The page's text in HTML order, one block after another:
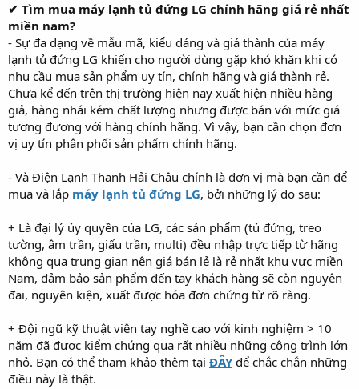
✔ Tìm mua máy lạnh tủ đứng LG chính hãng giá rẻ nhất
miền nam?
- Sự đa dạng về mẫu mã, kiểu dáng và giá thành của máy
lạnh tủ đứng LG khiến cho người dùng gặp khó khăn khi có
nhu cầu mua sản phẩm uy tín, chính hãng và giá thành rẻ.
Chưa kể đến trên thị trường hiện nay xuất hiện nhiều hàng
giả, hàng nhái kém chất lượng nhưng được bán với mức giá
tương đương với hàng chính hãng. Vì vậy, bạn cần chọn đơn
vị uy tín phân phối sản phẩm chính hãng.
- Và Điện Lạnh Thanh Hải Châu chính là đơn vị mà bạn cần để
mua và lắp máy lạnh tủ đứng LG, bởi những lý do sau:
+ Là đại lý ủy quyền của LG, các sản phẩm (tủ đứng, treo
tường, âm trần, giấu trần, multi) đều nhập trực tiếp từ hãng
không qua trung gian nên giá bán lẻ là rẻ nhất khu vực miền
Nam, đảm bảo sản phẩm đến tay khách hàng sẽ còn nguyên
đai, nguyên kiện, xuất được hóa đơn chứng từ rõ ràng.
+ Đội ngũ kỹ thuật viên tay nghề cao với kinh nghiệm > 10
năm đã được kiểm chứng qua rất nhiều những công trình lớn
nhỏ. Bạn có thể tham khảo thêm tại ĐÂYđể chắc chắn những
điều này là thật.